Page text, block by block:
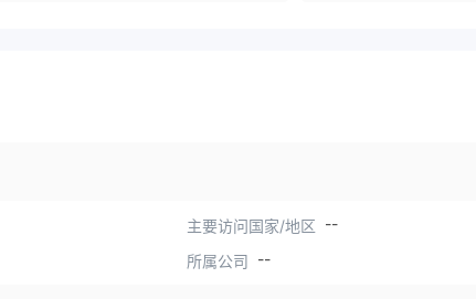
主要访问国家/地区 --
所属公司 --